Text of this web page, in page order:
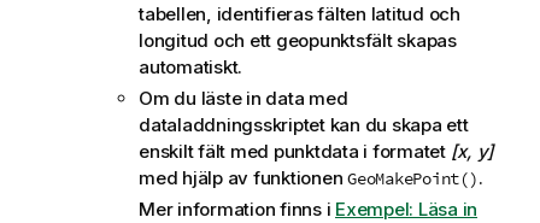
tabellen, identifieras fälten latitud och
longitud och ett geopunktsfält skapas
automatiskt.
Om du läste in data med
dataladdningsskriptet kan du skapa ett
enskilt fält med punktdata i formatet [x, y]
med hjälp av funktionen GeoMakePoint().
Mer information finns i Exempel: Läsa in